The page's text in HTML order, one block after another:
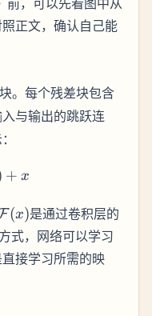
正文，确认自己能
。每个残差块包含
与输出的跳跃连
=
+ x
\mathcal{F}
(x)是通过卷积层的
式，网络可以学习
接学习所需的映